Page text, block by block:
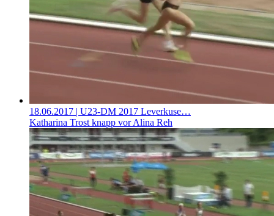
18.06.2017 | U23-DM 2017 Leverkuse…
Katharina Trost knapp vor Alina Reh